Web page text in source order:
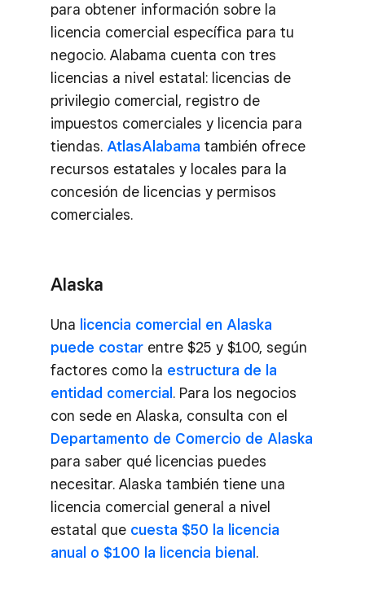
para obtener información sobre la
licencia comercial específica para tu
negocio. Alabama cuenta con tres
licencias a nivel estatal: licencias de
privilegio comercial, registro de
impuestos comerciales y licencia para
tiendas. AtlasAlabama también ofrece
recursos estatales y locales para la
concesión de licencias y permisos
comerciales.
Alaska
Una licencia comercial en Alaska
puede costar entre $25 y $100, según
factores como la estructura de la
entidad comercial. Para los negocios
con sede en Alaska, consulta con el
Departamento de Comercio de Alaska
para saber qué licencias puedes
necesitar. Alaska también tiene una
licencia comercial general a nivel
estatal que cuesta $50 la licencia
anual o $100 la licencia bienal.